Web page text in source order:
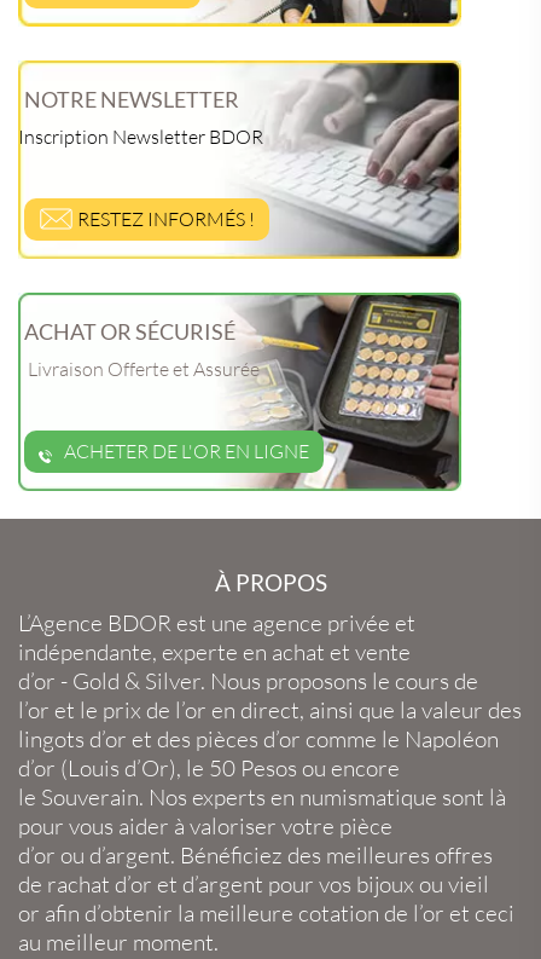
NOTRE NEWSLETTER
Inscription Newsletter BDOR
RESTEZ INFORMÉS !
ACHAT OR SÉCURISÉ
Livraison Offerte et Assurée
ACHETER DE L'OR EN LIGNE
À PROPOS
L’Agence BDOR est une agence privée et
indépendante, experte en achat et vente
d’or - Gold & Silver. Nous proposons le cours de
l’or et le prix de l’or en direct, ainsi que la valeur des
lingots d’or et des pièces d’or comme le Napoléon
d’or (Louis d’Or), le 50 Pesos ou encore
le Souverain. Nos experts en numismatique sont là
pour vous aider à valoriser votre pièce
d’or ou d’argent. Bénéficiez des meilleures offres
de rachat d’or et d’argent pour vos bijoux ou vieil
or afin d’obtenir la meilleure cotation de l’or et ceci
au meilleur moment.